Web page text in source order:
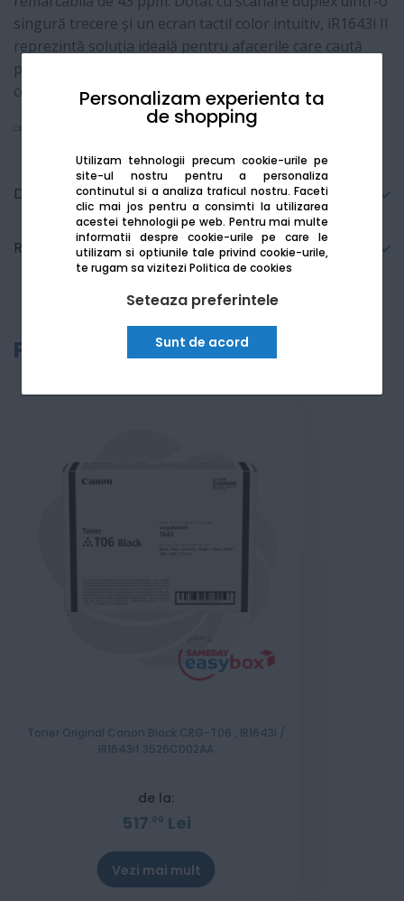
Personalizam experienta ta
de shopping
Utilizam tehnologii precum cookie-urile pe
site-ul nostru pentru a personaliza
continutul si a analiza traficul nostru. Faceti
clic mai jos pentru a consimti la utilizarea
acestei tehnologii pe web. Pentru mai multe
informatii despre cookie-urile pe care le
utilizam si optiunile tale privind cookie-urile,
te rugam sa viziteziPolitica de cookies
Seteaza preferintele
Sunt de acord
singură trecere și un ecran tactil color intuitiv, iR1643i II
reprezintă soluția ideală pentru afacerile care caută
performanța gamei imageRUNNER într-un format
compact de birou.
Detalii tehnice
Recenzii
Produse recomandate
Toner Original Canon Black CRG-T06 , IR1643i /
IR1643if 3526C002AA
de la:
517 00 Lei
Vezi mai mult